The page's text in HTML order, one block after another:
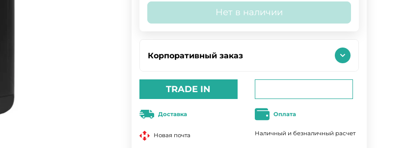
Нет в наличии
Корпоративный заказ
TRADE IN
Доставка
Новая почта
Оплата
Наличный и безналичный расчет